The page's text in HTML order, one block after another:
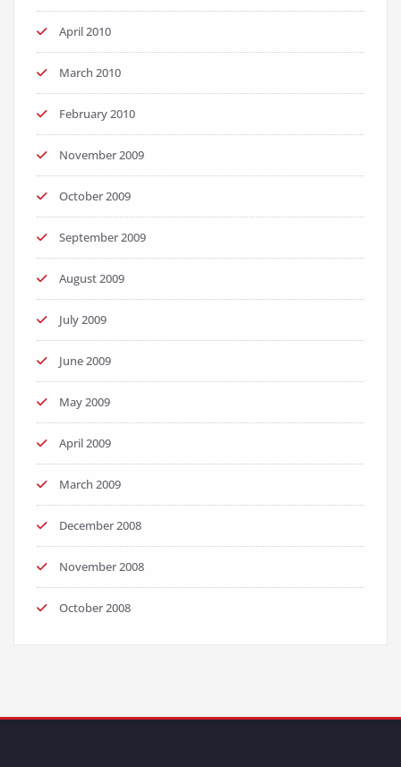
April 2010
March 2010
February 2010
November 2009
October 2009
September 2009
August 2009
July 2009
June 2009
May 2009
April 2009
March 2009
December 2008
November 2008
October 2008